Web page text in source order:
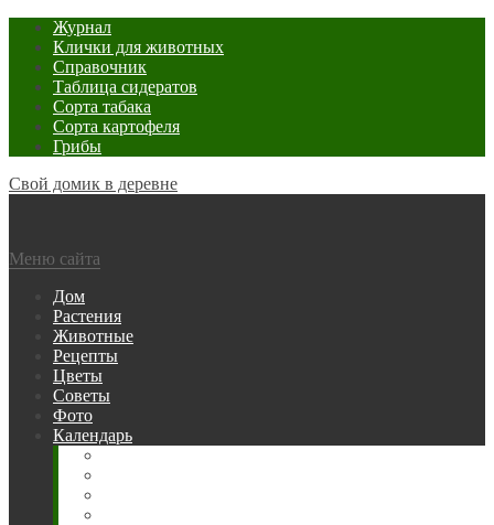
Журнал
Клички для животных
Справочник
Таблица сидератов
Сорта табака
Сорта картофеля
Грибы
Свой домик в деревне
Меню сайта
Дом
Растения
Животные
Рецепты
Цветы
Советы
Фото
Календарь